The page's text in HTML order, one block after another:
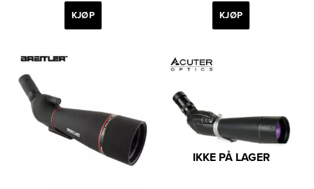
KJØP KJØP
IKKE PÅ LAGER